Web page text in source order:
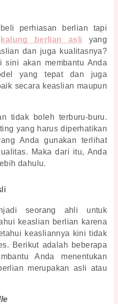
perhiasan berlian tapi
kalung berlian asli
yang
dan juga kualitasnya?
sini akan membantu Anda
yang tepat dan juga
secara keaslian maupun
tidak boleh terburu-buru.
yang harus diperhatikan
Anda gunakan terlihat
Maka dari itu, Anda
dahulu.
seorang ahli untuk
keaslian berlian karena
keasliannya kini tidak
Berikut adalah beberapa
Anda menentukan
merupakan asli atau